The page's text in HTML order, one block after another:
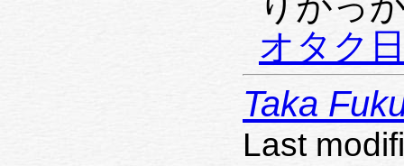
オタク
Taka
Last